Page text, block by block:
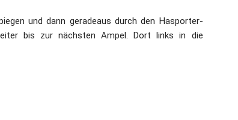
und dann geradeaus durch den Hasporter-
bis zur nächsten Ampel. Dort links in die